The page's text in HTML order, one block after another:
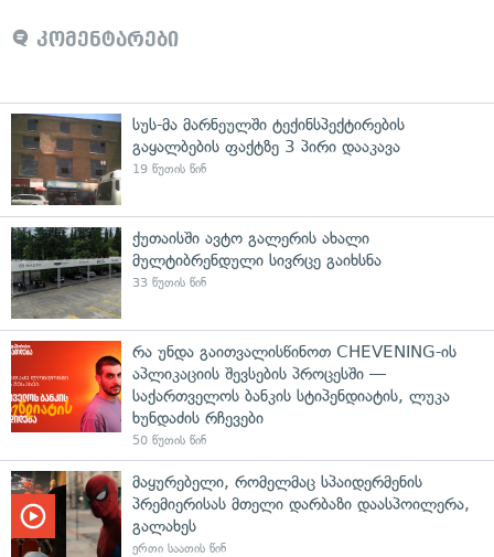
კომენტარები
სუს-მა მარნეულში ტექინსპექტირების
გაყალბების ფაქტზე 3 პირი დააკავა
19 წუთის წინ
ქუთაისში ავტო გალერის ახალი
მულტიბრენდული სივრცე გაიხსნა
33 წუთის წინ
რა უნდა გაითვალისწინოთ CHEVENING-ის
აპლიკაციის შევსების პროცესში —
საქართველოს ბანკის სტიპენდიატის, ლუკა
ხუნდაძის რჩევები
50 წუთის წინ
მაყურებელი, რომელმაც სპაიდერმენის
პრემიერისას მთელი დარბაზი დაასპოილერა,
გალახეს
ერთი საათის წინ